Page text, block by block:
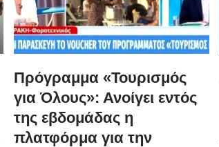
Πρόγραμμα «Τουρισμός
για Όλους»: Ανοίγει εντός
της εβδομάδας η
πλατφόρμα για την